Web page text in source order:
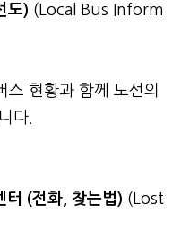
도) (Local Bus Inform
스 현황과 함께 노선의
다.
터 (전화, 찾는법) (Lost